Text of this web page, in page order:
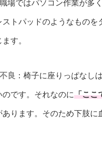
職場ではパソコン作業が多
ストパッドのようなもの
す。
良 ：椅子に座りっぱなし
です。それなのに「ここ
あります。そのため下肢